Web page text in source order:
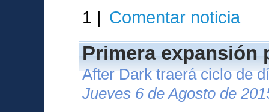
1 | Comentar noticia
Primera expansión
After Dark traerá ciclo de
Jueves 6 de Agosto de